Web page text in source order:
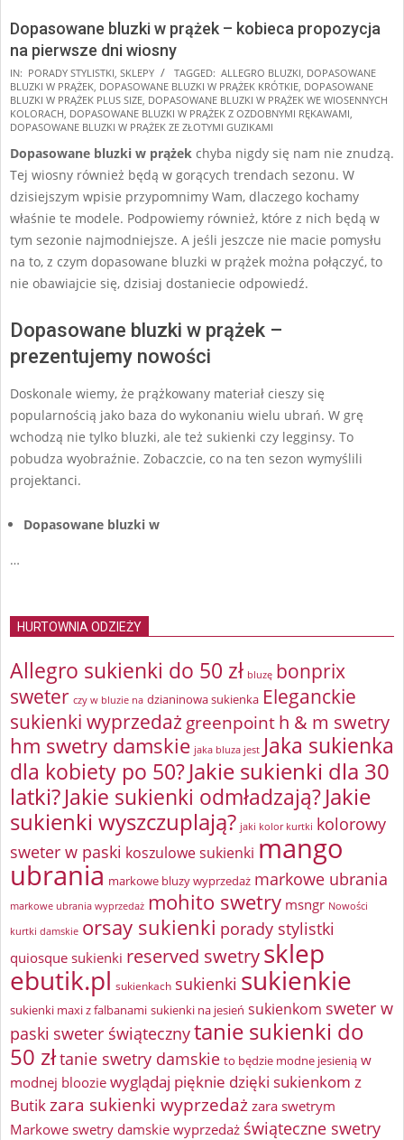
Dopasowane bluzki w prążek – kobieca propozycja
na pierwsze dni wiosny
2025-
03-
10
IN: PORADY STYLISTKI SKLEPY TAGGED: ALLEGRO BLUZKI DOPASOWANE
BLUZKI W PRĄŻEK DOPASOWANE BLUZKI W PRĄŻEK KRÓTKIE DOPASOWANE
BLUZKI W PRĄŻEK PLUS SIZE DOPASOWANE BLUZKI W PRĄŻEK WE WIOSENNYCH
KOLORACH DOPASOWANE BLUZKI W PRĄŻEK Z OZDOBNYMI RĘKAWAMI
DOPASOWANE BLUZKI W PRĄŻEK ZE ZŁOTYMI GUZIKAMI
Dopasowane bluzki w prążek chyba nigdy się nam nie znudzą.
Tej wiosny również będą w gorących trendach sezonu. W
dzisiejszym wpisie przypomnimy Wam, dlaczego kochamy
właśnie te modele. Podpowiemy również, które z nich będą w
tym sezonie najmodniejsze. A jeśli jeszcze nie macie pomysłu
na to, z czym dopasowane bluzki w prążek można połączyć, to
nie obawiajcie się, dzisiaj dostaniecie odpowiedź.
Dopasowane bluzki w prążek –
prezentujemy nowości
Doskonale wiemy, że prążkowany materiał cieszy się
popularnością jako baza do wykonaniu wielu ubrań. W grę
wchodzą nie tylko bluzki, ale też sukienki czy legginsy. To
pobudza wyobraźnie. Zobaczcie, co na ten sezon wymyślili
projektanci.
Dopasowane bluzki w
…
HURTOWNIA ODZIEŻY
Allegro sukienki do 50 zł bluzę bonprix
sweter czy w bluzie na dzianinowa sukienka Eleganckie
sukienki wyprzedaż greenpointh & m swetry
hm swetry damskie jaka bluza jest Jaka sukienka
dla kobiety po 50?Jakie sukienki dla 30
latki?Jakie sukienki odmładzają?Jakie
sukienki wyszczuplają? jaki kolor kurtki kolorowy
sweter w paski koszulowe sukienki mango
ubrania markowe bluzy wyprzedaż markowe ubrania
markowe ubrania wyprzedaż mohito swetry msngr Nowości
kurtki damskie orsay sukienki porady stylistki
quiosque sukienki reserved swetrysklep
ebutik.pl sukienkach sukienki sukienkie
sukienki maxi z falbanami sukienki na jesień sukienkom sweter w
paski sweter świątecznytanie sukienki do
50 złtanie swetry damskie to będzie modne jesienią w
modnej bloozie wyglądaj pięknie dzięki sukienkom z
Butikzara sukienki wyprzedażzara swetrym
Markowe swetry damskie wyprzedaż świąteczne swetry